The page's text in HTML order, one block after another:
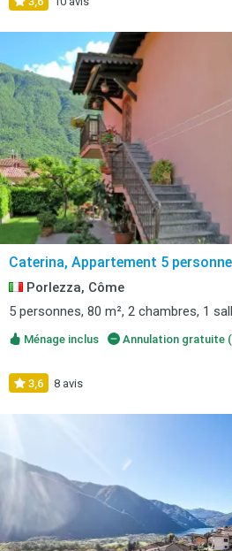
Caterina, Appartement 5
Porlezza, Côme
5 personnes, 80 m², 2 chambres, 1
Ménage inclus Annulation gratuite
3,6 8 avis